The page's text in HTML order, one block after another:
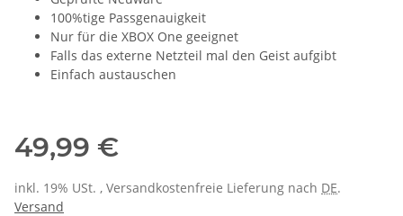
100%tige Passgenauigkeit
Nur für die XBOX One geeignet
Falls das externe Netzteil mal den Geist aufgibt
Einfach austauschen
49,99 €
inkl. 19% USt. , Versandkostenfreie Lieferung nach DE.
Versand